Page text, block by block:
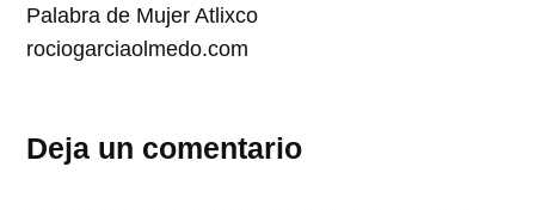
Palabra de Mujer Atlixco
rociogarciaolmedo.com
Deja un comentario